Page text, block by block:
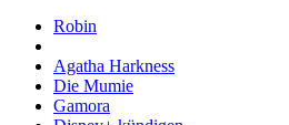
Robin
Agatha Harkness
Die Mumie
Gamora